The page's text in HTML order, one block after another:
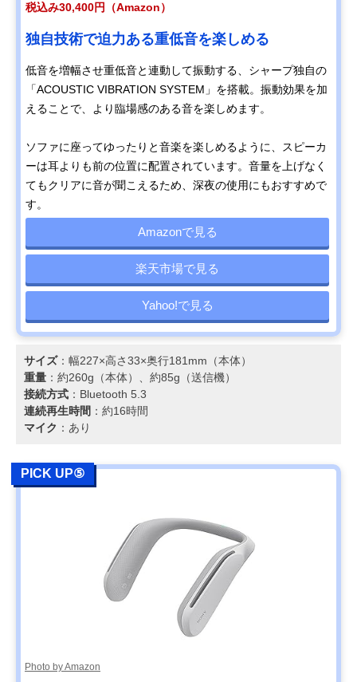
税込み30,400円（Amazon）
独自技術で迫力ある重低音を楽しめる
低音を増幅させ重低音と連動して振動する、シャープ独自の
「ACOUSTIC VIBRATION SYSTEM」を搭載。振動効果を加
えることで、より臨場感のある音を楽しめます。
ソファに座ってゆったりと音楽を楽しめるように、スピーカ
ーは耳よりも前の位置に配置されています。音量を上げなく
てもクリアに音が聞こえるため、深夜の使用にもおすすめで
す。
Amazonで見る
楽天市場で見る
Yahoo!で見る
サイズ：幅227×高さ33×奥行181mm（本体）
重量 ：約260g（本体）、約85g（送信機）
接続方式 ：Bluetooth 5.3
連続再生時間 ：約16時間
マイク ：あり
PICK UP⑤
Photo by Amazon